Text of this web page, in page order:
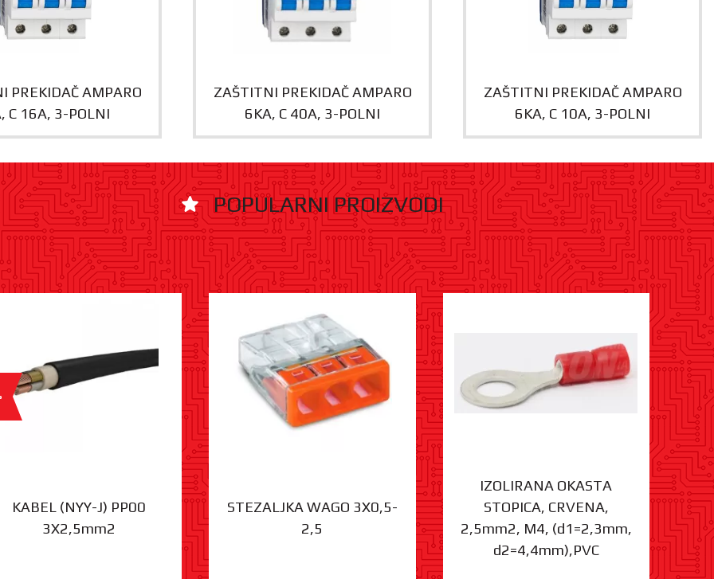
PREKIDAČ AMPARO
C 16A, 3-POLNI
ZAŠTITNI PREKIDAČ AMPARO
6KA, C 40A, 3-POLNI
ZAŠTITNI PREKIDAČ AMPARO
6KA, C 10A, 3-POLNI
POPULARNI PROIZVODI
KABEL (NYY-J) PP00
3X2,5mm2
STEZALJKA WAGO 3X0,5-
2,5
IZOLIRANA OKASTA
STOPICA, CRVENA,
2,5mm2, M4, (d1=2,3mm,
d2=4,4mm),PVC